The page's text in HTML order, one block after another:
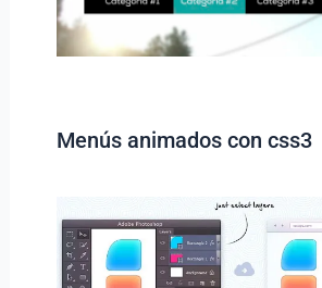
Menús animados con css3